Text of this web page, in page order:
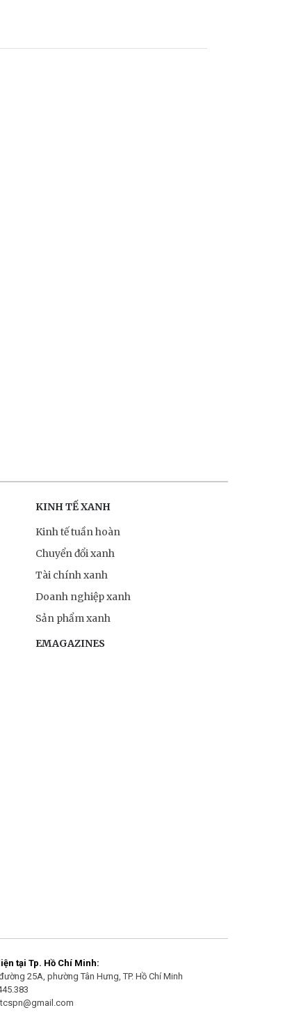
KINH TẾ XANH
Kinh tế tuần hoàn
Chuyển đổi xanh
Tài chính xanh
Doanh nghiệp xanh
Sản phẩm xanh
EMAGAZINES
tại Tp. Hồ Chí Minh:
25A, phường Tân Hưng, TP. Hồ Chí Minh